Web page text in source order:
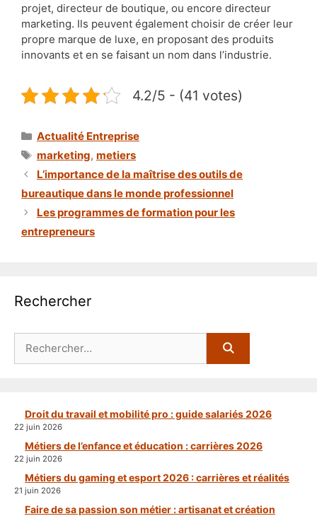
projet, directeur de boutique, ou encore directeur
marketing. Ils peuvent également choisir de créer leur
propre marque de luxe, en proposant des produits
innovants et en se faisant un nom dans l’industrie.
4.2/5 - (41 votes)
Catégories
Actualité Entreprise
Étiquettes
marketing, metiers
L’importance de la maîtrise des outils de
bureautique dans le monde professionnel
Les programmes de formation pour les
entrepreneurs
Rechercher
Droit du travail et mobilité pro : guide salariés 2026
22 juin 2026
Métiers de l’enfance et éducation : carrières 2026
22 juin 2026
Métiers du gaming et esport 2026 : carrières et réalités
21 juin 2026
Faire de sa passion son métier : artisanat et création